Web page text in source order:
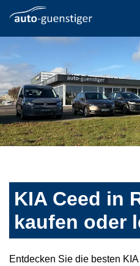
KIA Ceed in
kaufen oder
Entdecken Sie die besten